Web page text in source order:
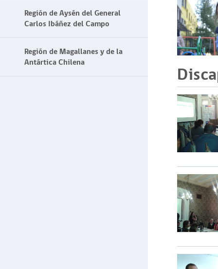
Región de Aysén del General
Carlos Ibáñez del Campo
Región de Magallanes y de la
Antártica Chilena